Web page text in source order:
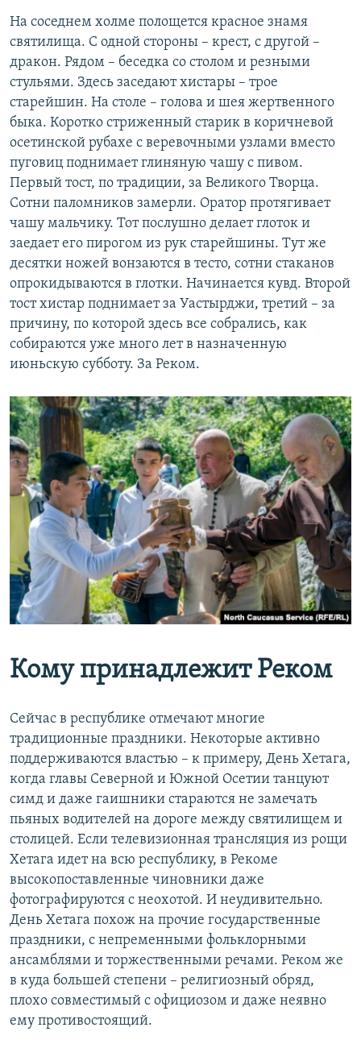
На соседнем холме полощется красное знамя
святилища. С одной стороны – крест, с другой –
дракон. Рядом – беседка со столом и резными
стульями. Здесь заседают хистары – трое
старейшин. На столе – голова и шея жертвенного
быка. Коротко стриженный старик в коричневой
осетинской рубахе с веревочными узлами вместо
пуговиц поднимает глиняную чашу с пивом.
Первый тост, по традиции, за Великого Творца.
Сотни паломников замерли. Оратор протягивает
чашу мальчику. Тот послушно делает глоток и
заедает его пирогом из рук старейшины. Тут же
десятки ножей вонзаются в тесто, сотни стаканов
опрокидываются в глотки. Начинается кувд. Второй
тост хистар поднимает за Уастырджи, третий – за
причину, по которой здесь все собрались, как
собираются уже много лет в назначенную
июньскую субботу. За Реком.
Кому принадлежит Реком
Сейчас в республике отмечают многие
традиционные праздники. Некоторые активно
поддерживаются властью – к примеру, День Хетага,
когда главы Северной и Южной Осетии танцуют
симд и даже гаишники стараются не замечать
пьяных водителей на дороге между святилищем и
столицей. Если телевизионная трансляция из рощи
Хетага идет на всю республику, в Рекоме
высокопоставленные чиновники даже
фотографируются с неохотой. И неудивительно.
День Хетага похож на прочие государственные
праздники, с непременными фольклорными
ансамблями и торжественными речами. Реком же
в куда большей степени – религиозный обряд,
плохо совместимый с официозом и даже неявно
ему противостоящий.